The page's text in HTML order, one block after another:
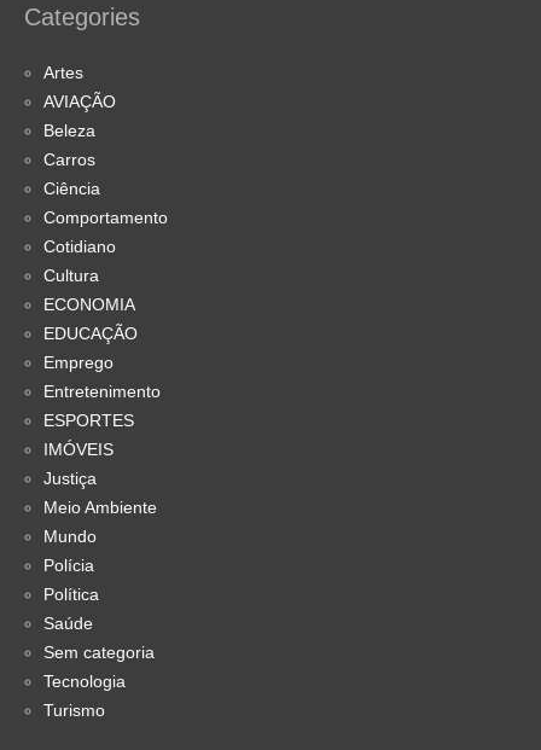
Categories
Artes
AVIAÇÃO
Beleza
Carros
Ciência
Comportamento
Cotidiano
Cultura
ECONOMIA
EDUCAÇÃO
Emprego
Entretenimento
ESPORTES
IMÓVEIS
Justiça
Meio Ambiente
Mundo
Polícia
Política
Saúde
Sem categoria
Tecnologia
Turismo